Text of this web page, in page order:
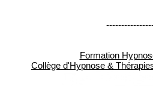
Formation
Collège d'Hypnose &